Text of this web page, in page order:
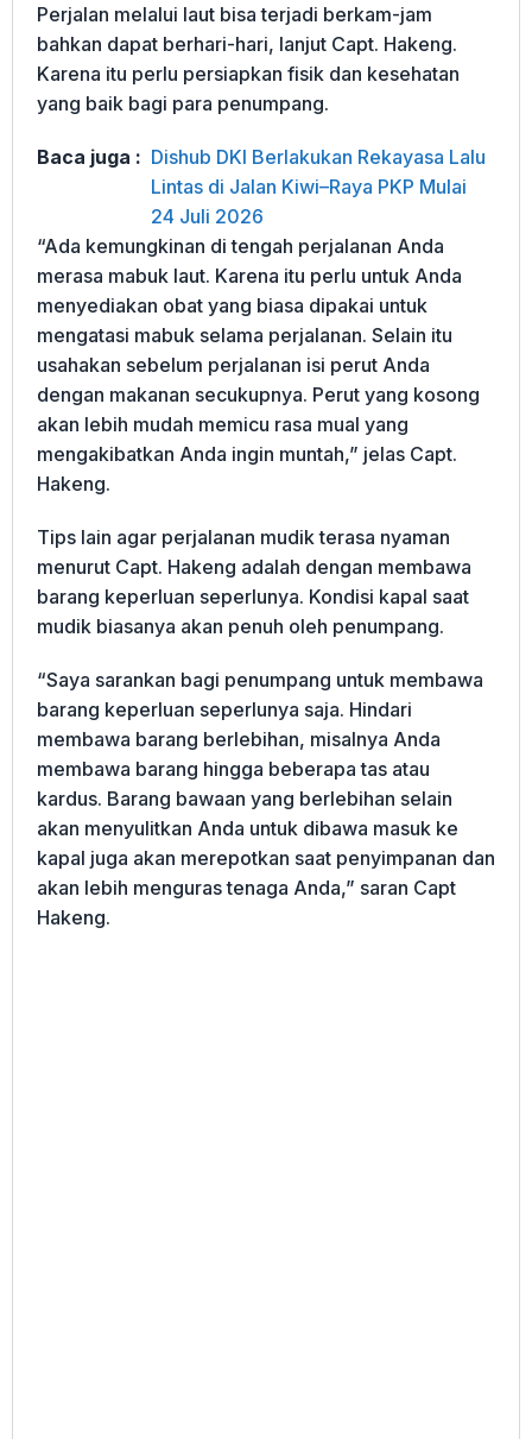
Perjalan melalui laut bisa terjadi berkam-jam
bahkan dapat berhari-hari, lanjut Capt. Hakeng.
Karena itu perlu persiapkan fisik dan kesehatan
yang baik bagi para penumpang.
Baca juga : Dishub DKI Berlakukan Rekayasa Lalu
Lintas di Jalan Kiwi–Raya PKP Mulai
24 Juli 2026
“Ada kemungkinan di tengah perjalanan Anda
merasa mabuk laut. Karena itu perlu untuk Anda
menyediakan obat yang biasa dipakai untuk
mengatasi mabuk selama perjalanan. Selain itu
usahakan sebelum perjalanan isi perut Anda
dengan makanan secukupnya. Perut yang kosong
akan lebih mudah memicu rasa mual yang
mengakibatkan Anda ingin muntah,” jelas Capt.
Hakeng.
Tips lain agar perjalanan mudik terasa nyaman
menurut Capt. Hakeng adalah dengan membawa
barang keperluan seperlunya. Kondisi kapal saat
mudik biasanya akan penuh oleh penumpang.
“Saya sarankan bagi penumpang untuk membawa
barang keperluan seperlunya saja. Hindari
membawa barang berlebihan, misalnya Anda
membawa barang hingga beberapa tas atau
kardus. Barang bawaan yang berlebihan selain
akan menyulitkan Anda untuk dibawa masuk ke
kapal juga akan merepotkan saat penyimpanan dan
akan lebih menguras tenaga Anda,” saran Capt
Hakeng.